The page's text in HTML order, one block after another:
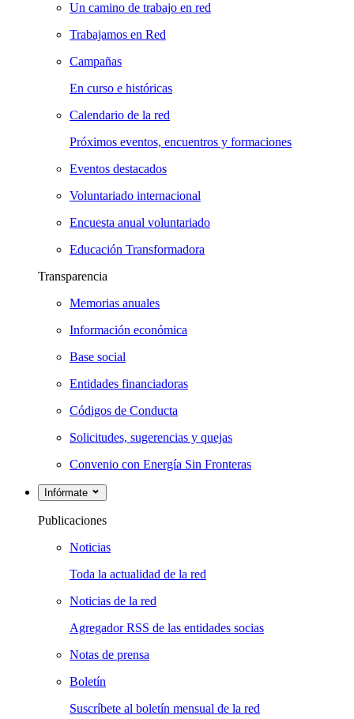
Un camino de trabajo en red
Trabajamos en Red
Campañas
En curso e históricas
Calendario de la red
Próximos eventos, encuentros y formaciones
Eventos destacados
Voluntariado internacional
Encuesta anual voluntariado
Educación Transformadora
Transparencia
Memorias anuales
Información económica
Base social
Entidades financiadoras
Códigos de Conducta
Solicitudes, sugerencias y quejas
Convenio con Energía Sin Fronteras
Infórmate
Publicaciones
Noticias
Toda la actualidad de la red
Noticias de la red
Agregador RSS de las entidades socias
Notas de prensa
Boletín
Suscríbete al boletín mensual de la red